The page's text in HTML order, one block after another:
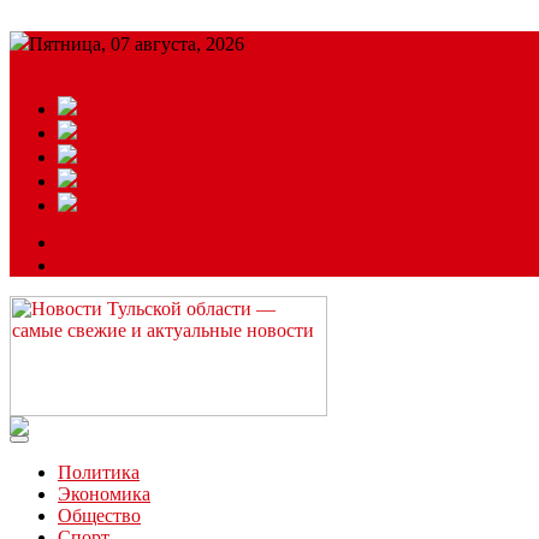
Пятница, 07 августа, 2026
Читайте последние новости дня в Тульской области на сайте
Политика
Экономика
Общество